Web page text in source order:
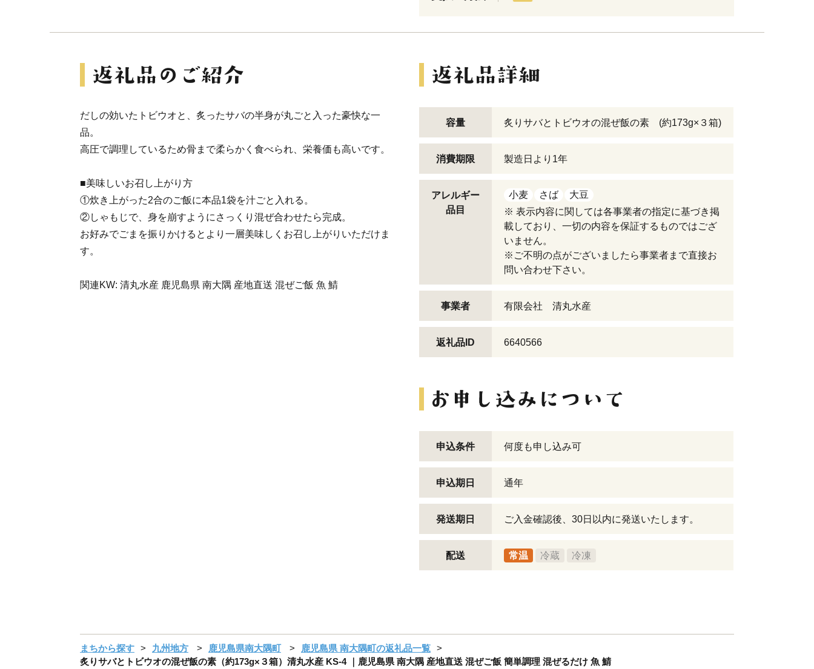
だしの効いたトビウオと、炙ったサバの半身が丸ごと入った豪快な一
品。
高圧で調理しているため骨まで柔らかく食べられ、栄養価も高いです。
■美味しいお召し上がり方
①炊き上がった2合のご飯に本品1袋を汁ごと入れる。
②しゃもじで、身を崩すようにさっくり混ぜ合わせたら完成。
お好みでごまを振りかけるとより一層美味しくお召し上がりいただけま
す。
関連KW: 清丸水産 鹿児島県 南大隅 産地直送 混ぜご飯 魚 鯖
容量 炙りサバとトビウオの混ぜ飯の素 (約173g×３箱)
消費期限 製造日より1年
アレルギー
品目
小麦 さば
大豆
※ 表示内容に関しては各事業者の指定に基づき掲
載しており、一切の内容を保証するものではござ
いません。
※ご不明の点がございましたら事業者まで直接お
問い合わせ下さい。
事業者 有限会社 清丸水産
返礼品ID 6640566
申込条件 何度も申し込み可
申込期日 通年
発送期日 ご入金確認後、30日以内に発送いたします。
配送 常温 冷蔵 冷凍
まちから探す 九州地方 鹿児島県南大隅町
鹿児島県 南大隅町の返礼品一覧
炙りサバとトビウオの混ぜ飯の素（約173g×３箱）清丸水産 KS-4 ｜鹿児島県 南大隅 産地直送 混ぜご飯 簡単調理 混ぜるだけ 魚 鯖